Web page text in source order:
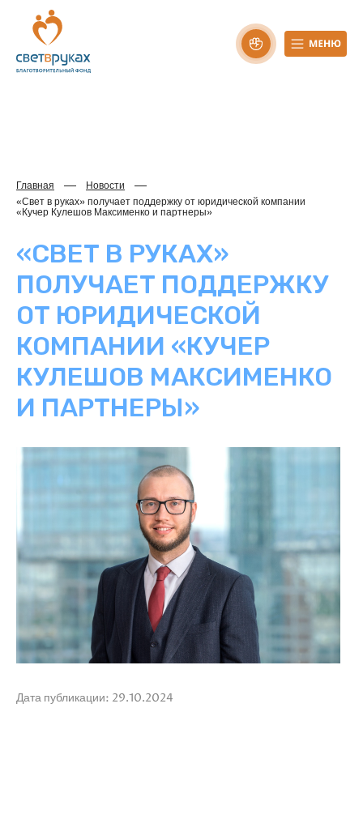
Главная
Новости
«Свет в руках» получает поддержку от юридической компании
«Кучер Кулешов Максименко и партнеры»
«СВЕТ В РУКАХ»
ПОЛУЧАЕТ ПОДДЕРЖКУ
ОТ ЮРИДИЧЕСКОЙ
КОМПАНИИ «КУЧЕР
КУЛЕШОВ МАКСИМЕНКО
И ПАРТНЕРЫ»
Дата публикации: 29.10.2024